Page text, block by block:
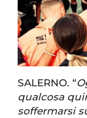
SALERNO. “
qualcosa
soffermarsi